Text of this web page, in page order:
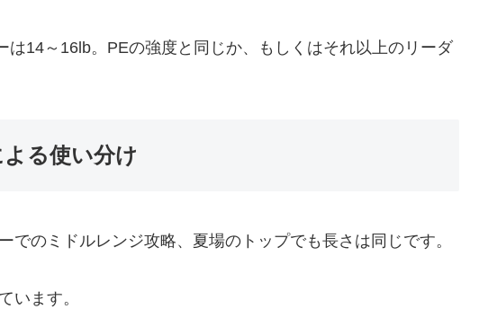
は14～16lb。PEの強度と同じか、もしくはそれ以上のリーダ
る使い分け
でのミドルレンジ攻略、夏場のトップでも長さは同じです。
います。